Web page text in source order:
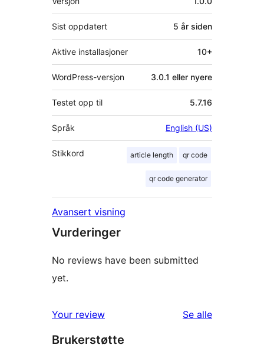
Sist oppdatert 5 år siden
Aktive installasjoner 10+
WordPress-versjon 3.0.1 eller nyere
Testet opp til 5.7.16
Språk English (US)
Stikkord article length qr code
qr code generator
Avansert visning
Vurderinger
No reviews have been submitted
yet.
Your review Se alleomtalene
Brukerstøtte